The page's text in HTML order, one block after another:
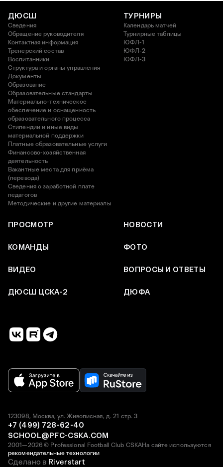
ДЮСШ
Сведения
Обращение руководителя
Контактная информация
Тренерский состав
Воспитанники
Структура и органы управления
Документы
Образование
Образовательные стандарты
Материально-техническое
обеспечение и оснащенность
образовательного процесса
Стипендии и иные виды
материальной поддержки
Платные образовательные услуги
Финансово-хозяйственная
деятельность
Вакантные места для приёма
(перевода)
Сведения о заработной плате
педагогов
Методические и другие материалы
ТУРНИРЫ
Календарь матчей
Турнирные таблицы
ЮФЛ-1
ЮФЛ-2
ЮФЛ-3
ПРОСМОТР НОВОСТИ
КОМАНДЫ ФОТО
ВИДЕО ВОПРОСЫ И ОТВЕТЫ
ДЮСШ ЦСКА-2 ДЮФА
2001—2026 © Professional Football Club CSKAНа сайте используются
рекомендательные технологии
123098, Москва, ул. Живописная, д. 21 стр. 3
+7 (499) 728-62-40
SCHOOL@PFC-CSKA.COM
Сделано в Riverstart